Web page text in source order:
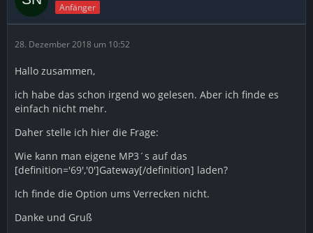
Anfänger
28. Dezember 2018 um 10:52
Hallo zusammen,
ich habe das schon irgend wo gelesen. Aber ich finde es
einfach nicht mehr.
Daher stelle ich hier die Frage:
Wie kann man eigene MP3´s auf das
[definition='69','0']Gateway[/definition] laden?
Ich finde die Option ums Verrecken nicht.
Danke und Gruß